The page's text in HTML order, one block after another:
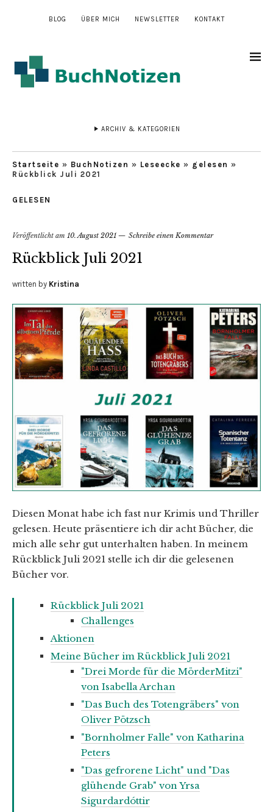
BLOG ÜBER MICH NEWSLETTER KONTAKT
ARCHIV & KATEGORIEN
Startseite » BuchNotizen » Leseecke » gelesen »
Rückblick Juli 2021
GELESEN
Veröffentlicht am 10. August 2021 Schreibe einen Kommentar
Rückblick Juli 2021
written by Kristina
Diesen Monat habe ich fast nur Krimis und Thriller
gelesen. Heute präsentiere ich dir acht Bücher, die
mich alle sehr gut unterhalten haben. In meinem
Rückblick Juli 2021 stelle ich dir die gelesenen
Bücher vor.
Rückblick Juli 2021
Challenges
Aktionen
Meine Bücher im Rückblick Juli 2021
"Drei Morde für die MörderMitzi"
von Isabella Archan
"Das Buch des Totengräbers" von
Oliver Pötzsch
"Bornholmer Falle" von Katharina
Peters
"Das gefrorene Licht" und "Das
glühende Grab" von Yrsa
Sigurdardóttir